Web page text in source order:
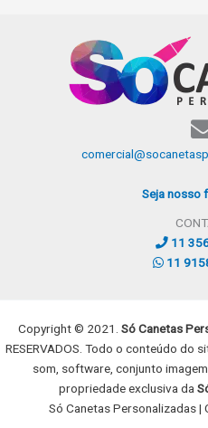
Seja nosso
11
11
Copyright © 2021. Só Canetas
RESERVADOS. Todo o conteúdo do
som, software, conjunto
propriedade exclusiva da
Só Canetas Personalizadas